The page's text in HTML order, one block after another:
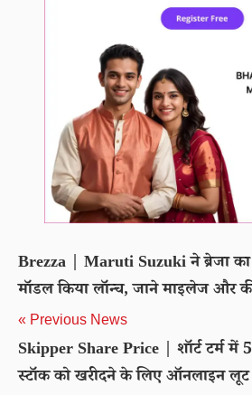
Brezza | Maruti Suzuki ने ब्रेजा
मॉडल किया लॉन्च, जाने माइलेज और
« Previous News
Skipper Share Price | शॉर्ट टर्म में
स्टॉक को खरीदने के लिए ऑनलाइन लूट